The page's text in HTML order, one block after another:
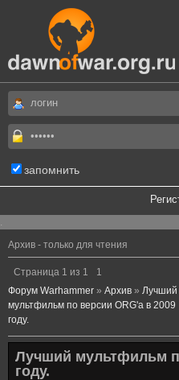
запомнить
.
Архив - только для чтения
Страница 1 из 1
1
Форум Warhammer » Архив » Лучший
мультфильм по версии ORG'а в 2009
году.
Лучший мультфильм
году.